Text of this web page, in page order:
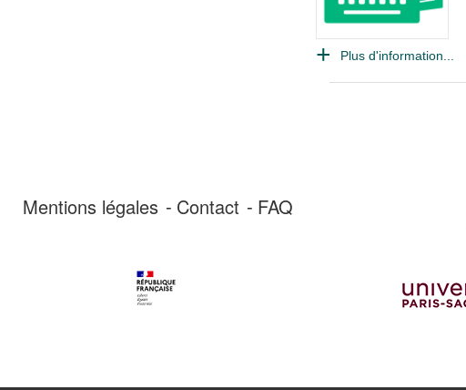
Plus d'information...
Mentions légales Contact FAQ